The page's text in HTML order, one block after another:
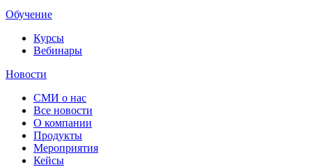
Обучение
Курсы
Вебинары
Новости
СМИ о нас
Все новости
О компании
Продукты
Мероприятия
Кейсы